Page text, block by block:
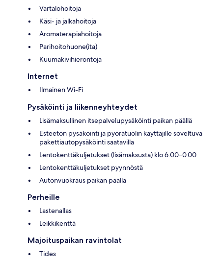
Vartalohoitoja
Käsi- ja jalkahoitoja
Aromaterapiahoitoja
Parihoitohuone(ita)
Kuumakivihierontoja
Internet
Ilmainen Wi-Fi
Pysäköinti ja liikenneyhteydet
Lisämaksullinen itsepalvelupysäköinti paikan päällä
Esteetön pysäköinti ja pyörätuolin käyttäjille soveltuva
pakettiautopysäköinti saatavilla
Lentokenttäkuljetukset (lisämaksusta) klo 6.00–0.00
Lentokenttäkuljetukset pyynnöstä
Autonvuokraus paikan päällä
Perheille
Lastenallas
Leikkikenttä
Majoituspaikan ravintolat
Tides